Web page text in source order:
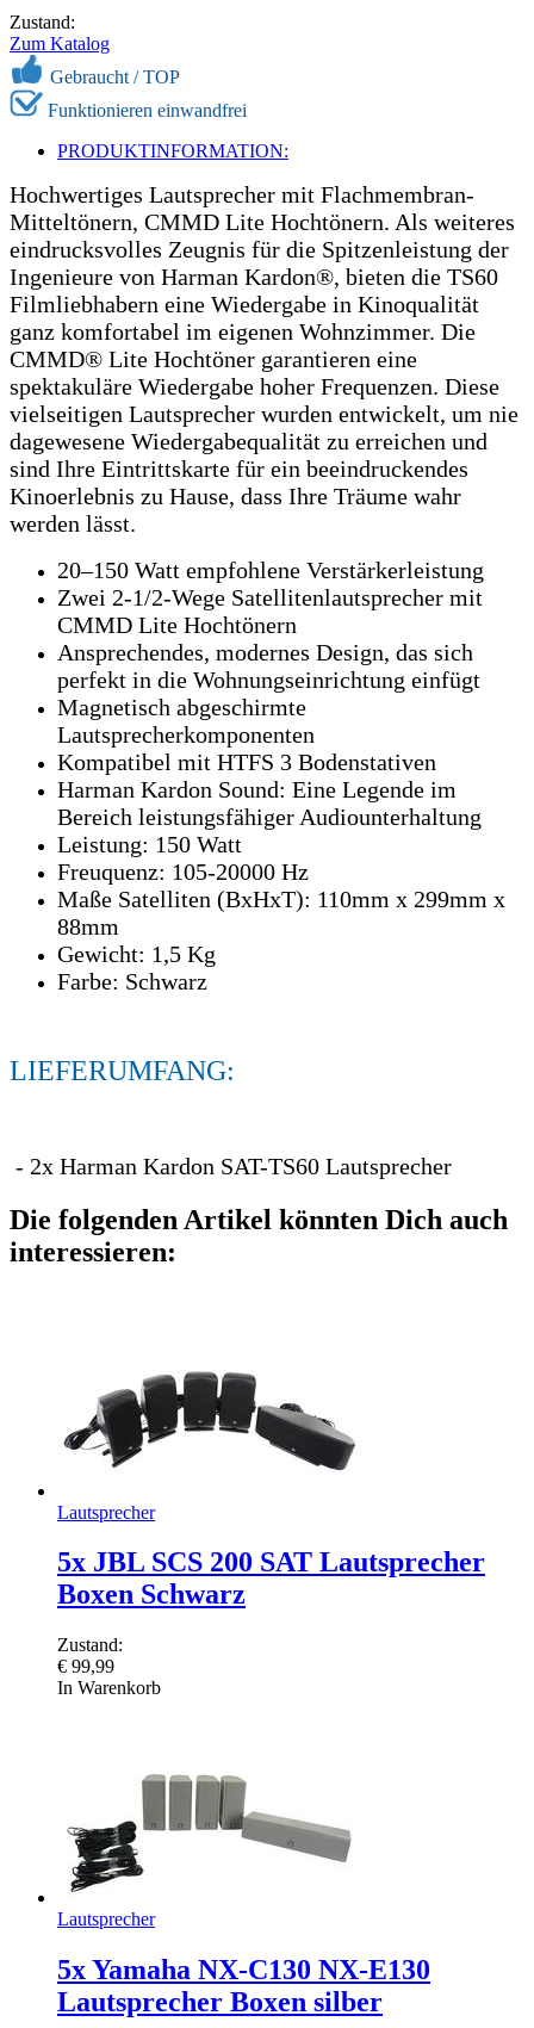
Zustand:
Zum Katalog
Gebraucht / TOP
Funktionieren einwandfrei
PRODUKTINFORMATION:
Hochwertiges Lautsprecher mit Flachmembran-
Mitteltönern, CMMD Lite Hochtönern. Als weiteres
eindrucksvolles Zeugnis für die Spitzenleistung der
Ingenieure von Harman Kardon®, bieten die TS60
Filmliebhabern eine Wiedergabe in Kinoqualität
ganz komfortabel im eigenen Wohnzimmer. Die
CMMD® Lite Hochtöner garantieren eine
spektakuläre Wiedergabe hoher Frequenzen. Diese
vielseitigen Lautsprecher wurden entwickelt, um nie
dagewesene Wiedergabequalität zu erreichen und
sind Ihre Eintrittskarte für ein beeindruckendes
Kinoerlebnis zu Hause, dass Ihre Träume wahr
werden lässt.
20–150 Watt empfohlene Verstärkerleistung
Zwei 2-1/2-Wege Satellitenlautsprecher mit
CMMD Lite Hochtönern
Ansprechendes, modernes Design, das sich
perfekt in die Wohnungseinrichtung einfügt
Magnetisch abgeschirmte
Lautsprecherkomponenten
Kompatibel mit HTFS 3 Bodenstativen
Harman Kardon Sound: Eine Legende im
Bereich leistungsfähiger Audiounterhaltung
Leistung: 150 Watt
Freuquenz: 105-20000 Hz
Maße Satelliten (BxHxT): 110mm x 299mm x
88mm
Gewicht: 1,5 Kg
Farbe: Schwarz
LIEFERUMFANG:
- 2x Harman Kardon SAT-TS60 Lautsprecher
Die folgenden Artikel könnten Dich auch
interessieren:
Lautsprecher
5x JBL SCS 200 SAT Lautsprecher
Boxen Schwarz
Zustand:
€ 99,99
In Warenkorb
Lautsprecher
5x Yamaha NX-C130 NX-E130
Lautsprecher Boxen silber